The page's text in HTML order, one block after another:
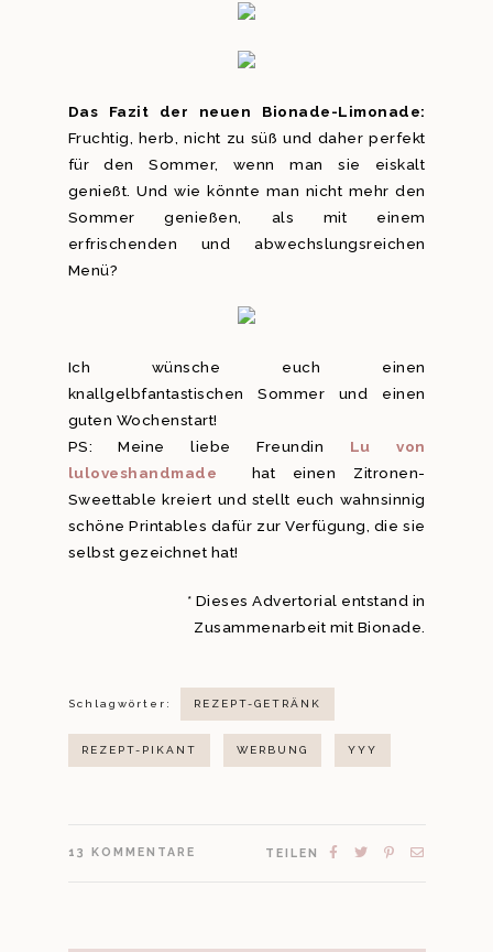
Das Fazit der neuen Bionade-Limonade:
Fruchtig, herb, nicht zu süß und daher perfekt
für den Sommer, wenn man sie eiskalt
genießt. Und wie könnte man nicht mehr den
Sommer genießen, als mit einem
erfrischenden und abwechslungsreichen
Menü?
Ich wünsche euch einen
knallgelbfantastischen Sommer und einen
guten Wochenstart!
PS: Meine liebe Freundin Lu von
luloveshandmade hat einen Zitronen-
Sweettable kreiert und stellt euch wahnsinnig
schöne Printables dafür zur Verfügung, die sie
selbst gezeichnet hat!
* Dieses Advertorial entstand in
Zusammenarbeit mit Bionade.
Schlagwörter: REZEPT-GETRÄNK
REZEPT-PIKANT WERBUNG YYY
13 KOMMENTARE TEILEN